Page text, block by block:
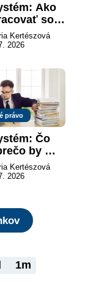
Ako
so
bez
Kertészová
2026
právo
Čo
by
Kertészová
2026
1m